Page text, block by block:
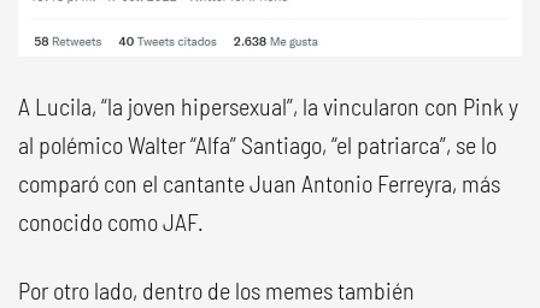
A Lucila, “la joven hipersexual”, la vincularon con Pink y
al polémico Walter “Alfa” Santiago, “el patriarca”, se lo
comparó con el cantante Juan Antonio Ferreyra, más
conocido como JAF.
Por otro lado, dentro de los memes también